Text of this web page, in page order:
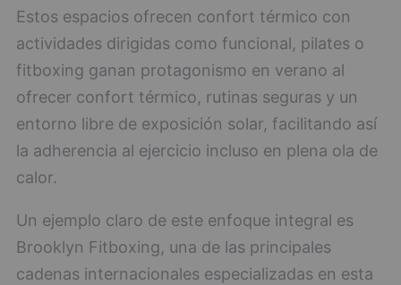
Estos espacios ofrecen confort térmico con
actividades dirigidas como funcional, pilates o
fitboxing ganan protagonismo en verano al
ofrecer confort térmico, rutinas seguras y un
entorno libre de exposición solar, facilitando así
la adherencia al ejercicio incluso en plena ola de
calor.
Un ejemplo claro de este enfoque integral es
Brooklyn Fitboxing, una de las principales
cadenas internacionales especializadas en esta